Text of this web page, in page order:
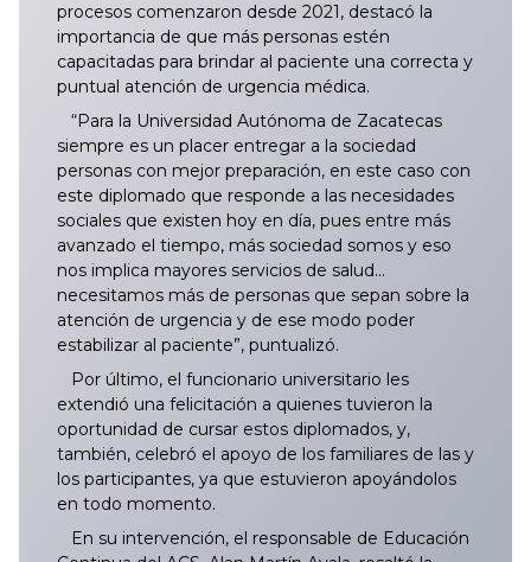
procesos comenzaron desde 2021, destacó la
importancia de que más personas estén
capacitadas para brindar al paciente una correcta y
puntual atención de urgencia médica.
“Para la Universidad Autónoma de Zacatecas
siempre es un placer entregar a la sociedad
personas con mejor preparación, en este caso con
este diplomado que responde a las necesidades
sociales que existen hoy en día, pues entre más
avanzado el tiempo, más sociedad somos y eso
nos implica mayores servicios de salud…
necesitamos más de personas que sepan sobre la
atención de urgencia y de ese modo poder
estabilizar al paciente”, puntualizó.
Por último, el funcionario universitario les
extendió una felicitación a quienes tuvieron la
oportunidad de cursar estos diplomados, y,
también, celebró el apoyo de los familiares de las y
los participantes, ya que estuvieron apoyándolos
en todo momento.
En su intervención, el responsable de Educación